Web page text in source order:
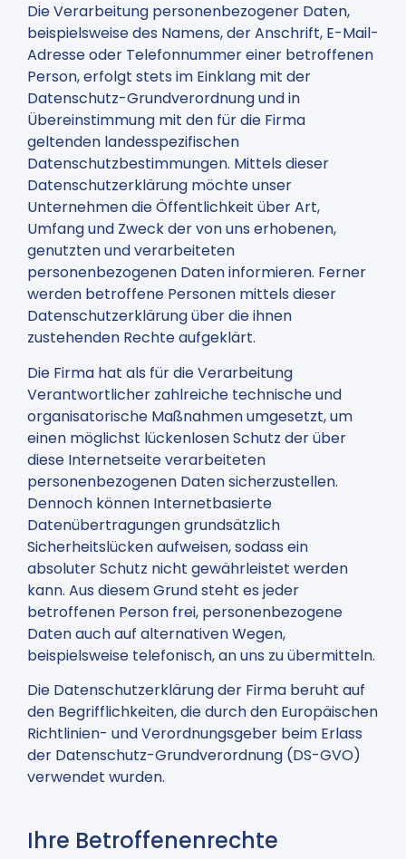
Die Verarbeitung personenbezogener Daten,
beispielsweise des Namens, der Anschrift, E-Mail-
Adresse oder Telefonnummer einer betroffenen
Person, erfolgt stets im Einklang mit der
Datenschutz-Grundverordnung und in
Übereinstimmung mit den für die Firma
geltenden landesspezifischen
Datenschutzbestimmungen. Mittels dieser
Datenschutzerklärung möchte unser
Unternehmen die Öffentlichkeit über Art,
Umfang und Zweck der von uns erhobenen,
genutzten und verarbeiteten
personenbezogenen Daten informieren. Ferner
werden betroffene Personen mittels dieser
Datenschutzerklärung über die ihnen
zustehenden Rechte aufgeklärt.
Die Firma hat als für die Verarbeitung
Verantwortlicher zahlreiche technische und
organisatorische Maßnahmen umgesetzt, um
einen möglichst lückenlosen Schutz der über
diese Internetseite verarbeiteten
personenbezogenen Daten sicherzustellen.
Dennoch können Internetbasierte
Datenübertragungen grundsätzlich
Sicherheitslücken aufweisen, sodass ein
absoluter Schutz nicht gewährleistet werden
kann. Aus diesem Grund steht es jeder
betroffenen Person frei, personenbezogene
Daten auch auf alternativen Wegen,
beispielsweise telefonisch, an uns zu übermitteln.
Die Datenschutzerklärung der Firma beruht auf
den Begrifflichkeiten, die durch den Europäischen
Richtlinien- und Verordnungsgeber beim Erlass
der Datenschutz-Grundverordnung (DS-GVO)
verwendet wurden.
Ihre Betroffenenrechte